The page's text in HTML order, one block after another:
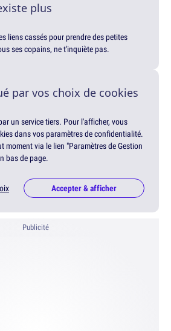
plus
liens cassés pour prendre des petites
ses copains, ne t'inquiète pas.
par vos choix de cookies
un service tiers. Pour l'afficher, vous
dans vos paramètres de confidentialité.
moment via le lien "Paramètres de Gestion
bas de page.
Accepter & afficher
Publicité